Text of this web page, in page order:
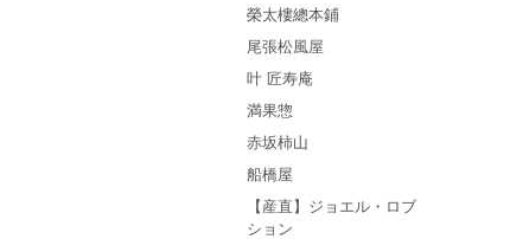
榮太樓總本鋪
尾張松風屋
叶 匠寿庵
満果惣
赤坂柿山
船橋屋
【産直】ジョエル・ロブ
ション